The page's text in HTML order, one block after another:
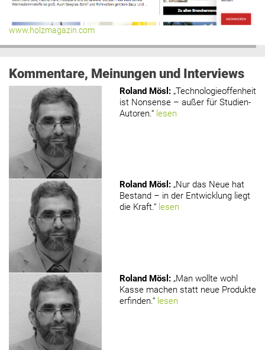
www.holzmagazin.com
Kommentare, Meinungen und Interviews
Roland Mösl : „Technologieoffenheit
ist Nonsense – außer für Studien-
Autoren.“ lesen
Roland Mösl : „Nur das Neue hat
Bestand – in der Entwicklung liegt
die Kraft.“ lesen
Roland Mösl : „Man wollte wohl
Kasse machen statt neue Produkte
erfinden.“ lesen